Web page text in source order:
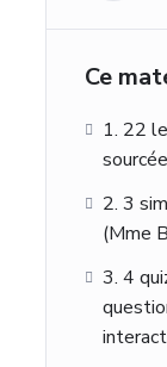
Ce
1. 22
2. 3
(Mme
3. 4